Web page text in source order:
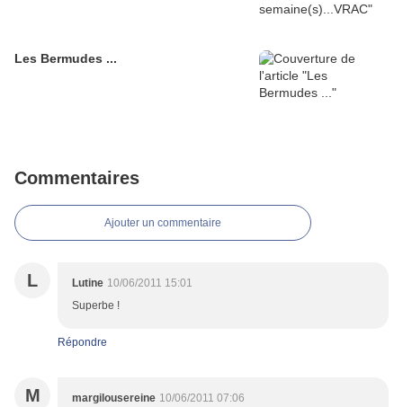
Les Bermudes ...
Commentaires
Ajouter un commentaire
L Lutine 10/06/2011 15:01
Superbe !
Répondre
M margilousereine 10/06/2011 07:06